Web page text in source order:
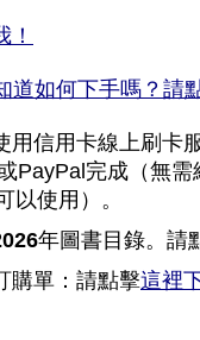
！
道如何下手嗎？請
用信用卡線上刷卡
PayPal完成（無
以使用）。
年圖書目錄。請
購單：請點擊這裡